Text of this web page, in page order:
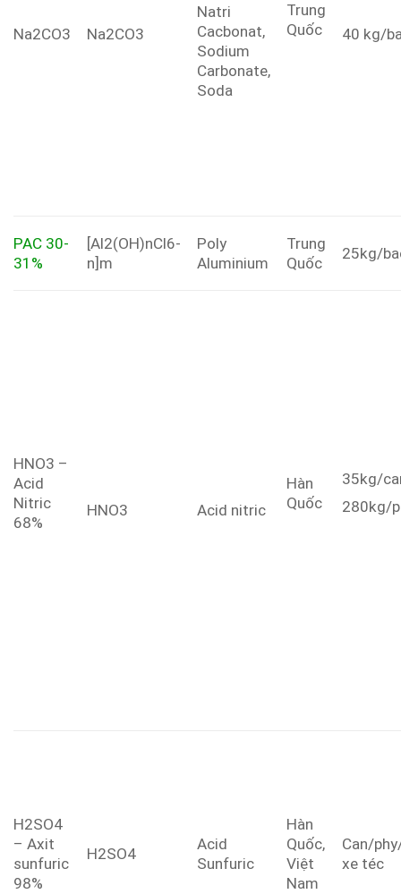
Na2CO3 Na2CO3
Natri
Cacbonat,
Sodium
Carbonate,
Soda
Trung
Quốc
40 kg/
PAC 30-
31%
[Al2(OH)nCl6-
n]m
Poly
Aluminium
Trung
Quốc
25kg/
HNO3 –
Acid
Nitric
68%
HNO3 Acid nitric
Hàn
Quốc
35kg/
280kg/
H2SO4
– Axit
sunfuric
98%
H2SO4
Acid
Sunfuric
Hàn
Quốc,
Việt
Nam
Can/
xe téc